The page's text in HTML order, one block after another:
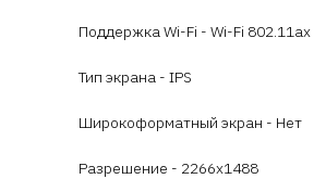
Поддержка Wi-Fi - Wi-Fi 802.11ax
Тип экрана - IPS
Широкоформатный экран - Нет
Разрешение - 2266x1488